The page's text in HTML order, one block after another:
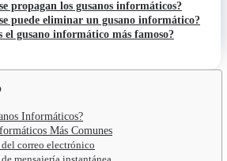
propagan los gusanos informáticos?
puede eliminar un gusano informático?
el gusano informático más famoso?
Informáticos?
Más Comunes
del correo electrónico